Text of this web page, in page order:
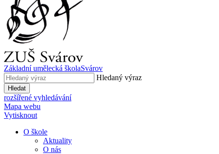
Základní umělecká školaSvárov
Hledaný výraz
Hledat
rozšířené vyhledávání
Mapa webu
Vytisknout
O škole
Aktuality
O nás